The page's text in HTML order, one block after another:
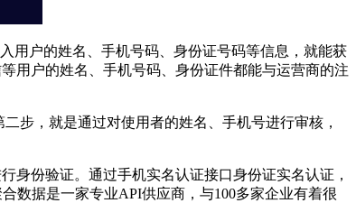
户的姓名、手机号码、身份证号码等信息，就能获
用户的姓名、手机号码、身份证件都能与运营商的注
，就是通过对使用者的姓名、手机号进行审核，
份验证。通过手机实名认证接口身份证实名认证，
数据是一家专业API供应商，与100多家企业有着很